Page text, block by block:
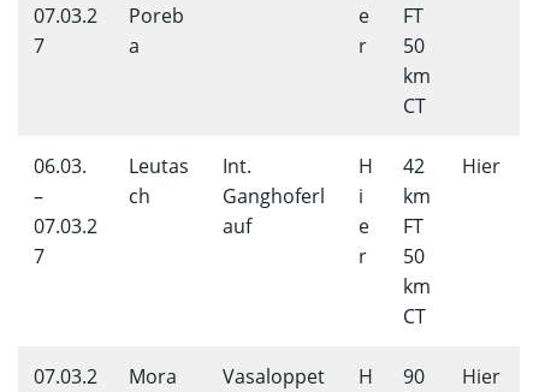
07.03.2
7
Poreb
a
e
r
FT
50
km
CT
06.03.
–
07.03.2
7
Leutas
ch
Int.
Ganghoferl
auf
H
i
e
r
42
km
FT
50
km
CT
Hier
07.03.2
Mora Vasaloppet
H
90
Hier